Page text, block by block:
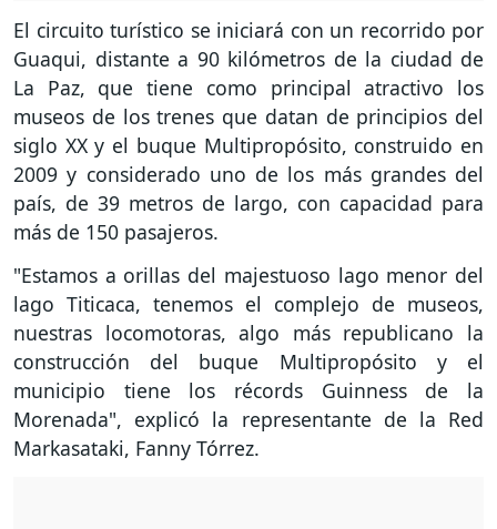
El circuito turístico se iniciará con un recorrido por
Guaqui, distante a 90 kilómetros de la ciudad de
La Paz, que tiene como principal atractivo los
museos de los trenes que datan de principios del
siglo XX y el buque Multipropósito, construido en
2009 y considerado uno de los más grandes del
país, de 39 metros de largo, con capacidad para
más de 150 pasajeros.
"Estamos a orillas del majestuoso lago menor del
lago Titicaca, tenemos el complejo de museos,
nuestras locomotoras, algo más republicano la
construcción del buque Multipropósito y el
municipio tiene los récords Guinness de la
Morenada", explicó la representante de la Red
Markasataki, Fanny Tórrez.